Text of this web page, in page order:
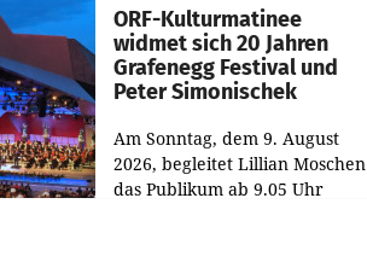
geführt. Während
ORF-Kulturmatinee
widmet sich 20 Jahren
Grafenegg Festival und
Peter Simonischek
Am Sonntag, dem 9. August
2026, begleitet Lillian Moschen
das Publikum ab 9.05 Uhr